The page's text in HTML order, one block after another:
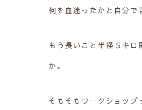
何を血迷ったかと自分で
もう長いこと半径５キ
か。
そもそもワークショッ